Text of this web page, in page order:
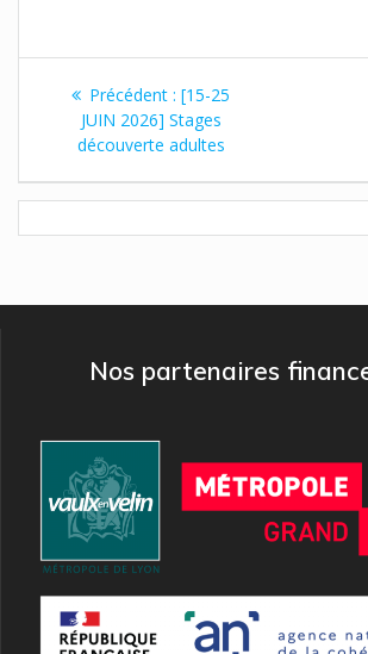
Navigation
l’article
Précédent : Article
précédent
:
[15-25
JUIN 2026] Stages
découverte adultes
Nos partenaires